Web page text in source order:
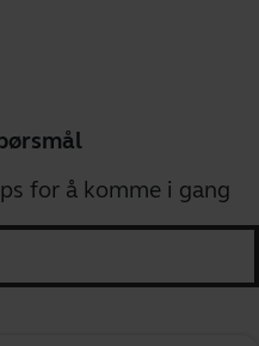
for å komme i gang